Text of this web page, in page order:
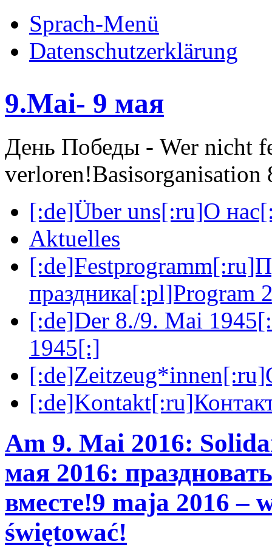
Sprach-Menü
Datenschutzerklärung
9.Mai- 9 мая
День Победы - Wer nicht
verloren!
[:de]Über uns[:ru]О
Aktuelles
праздника[:pl]Program
[:de]Der 8./9. Mai
1945[:]
Am 9. Mai 2016:
мая 2016:
вместе!9 maja 2016 –
świętować!